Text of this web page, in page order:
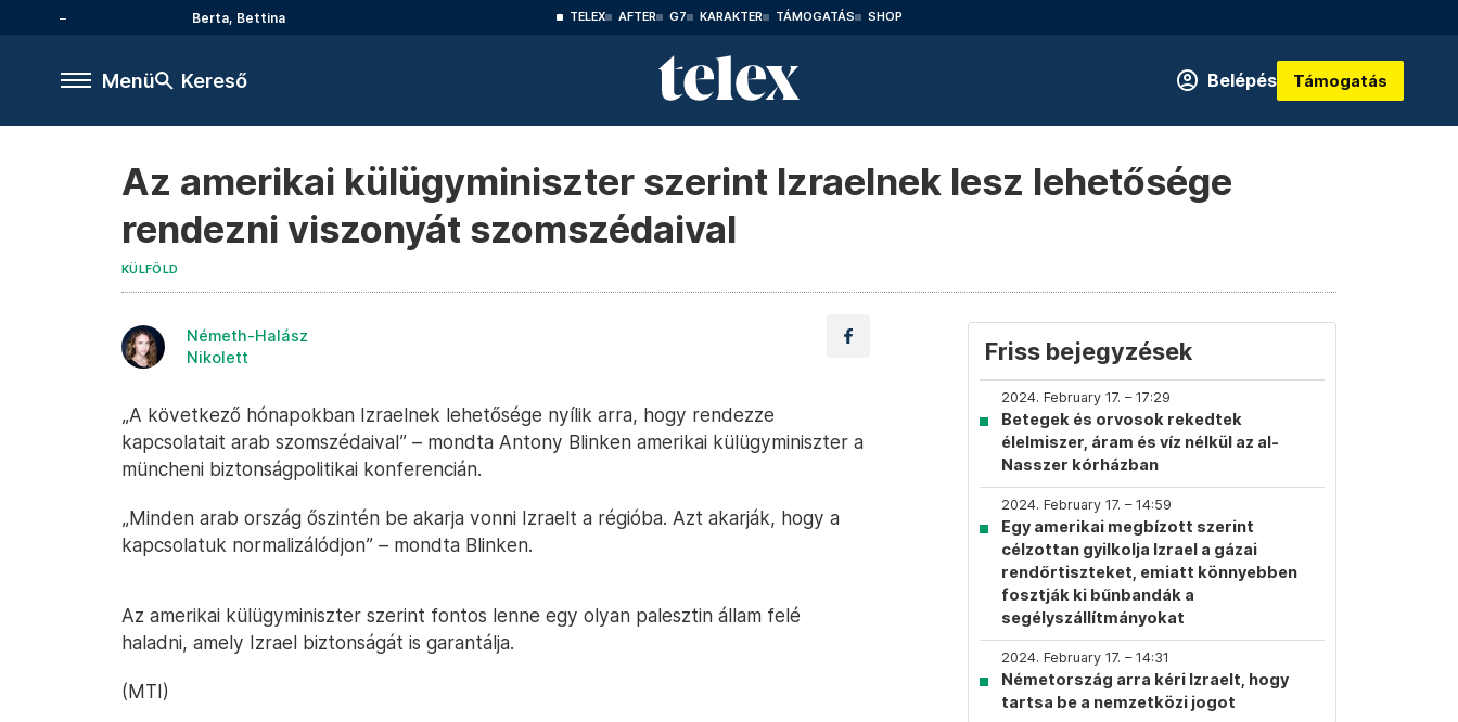
Berta, Bettina TELEX AFTER G7 KARAKTER TÁMOGATÁS SHOP
Menü Kereső Belépés Támogatás
Az amerikai külügyminiszter szerint Izraelnek lesz lehetősége
rendezni viszonyát szomszédaival
KÜLFÖLD
Németh-Halász
Nikolett
„A következő hónapokban Izraelnek lehetősége nyílik arra, hogy rendezze
kapcsolatait arab szomszédaival” – mondta Antony Blinken amerikai külügyminiszter a
müncheni biztonságpolitikai konferencián.
„Minden arab ország őszintén be akarja vonni Izraelt a régióba. Azt akarják, hogy a
kapcsolatuk normalizálódjon” – mondta Blinken.
Az amerikai külügyminiszter szerint fontos lenne egy olyan palesztin állam felé
haladni, amely Izrael biztonságát is garantálja.
(MTI)
Friss bejegyzések
2024. February 17. – 17:29
Betegek és orvosok rekedtek
élelmiszer, áram és víz nélkül az al-
Nasszer kórházban
2024. February 17. – 14:59
Egy amerikai megbízott szerint
célzottan gyilkolja Izrael a gázai
rendőrtiszteket, emiatt könnyebben
fosztják ki bűnbandák a
segélyszállítmányokat
2024. February 17. – 14:31
Németország arra kéri Izraelt, hogy
tartsa be a nemzetközi jogot